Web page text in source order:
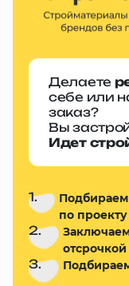
Делаете
себе или
заказ?
Вы
Идет
1.
по проекту
2.
3.